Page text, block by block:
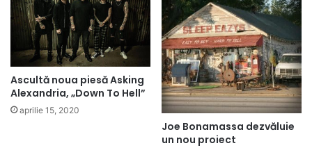
Ascultă noua piesă Asking
Alexandria, „Down To Hell”
aprilie 15, 2020
Joe Bonamassa dezvăluie
un nou proiect